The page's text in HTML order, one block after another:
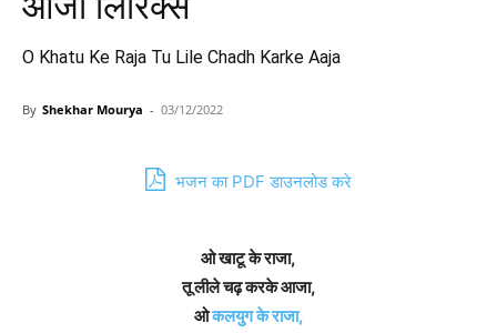
O Khatu Ke Raja Tu Lile Chadh Karke Aaja
By Shekhar Mourya - 03/12/2022
भजन का PDF डाउनलोड करे
ओ खाटू के राजा,
तू लीले चढ़ करके आजा,
ओकलयुग के राजा,